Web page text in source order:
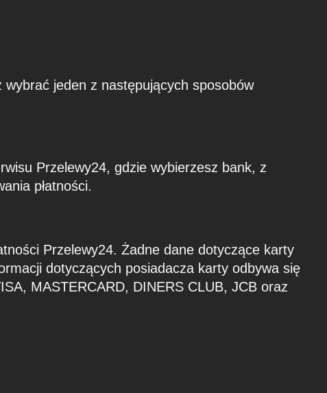
jeden z następujących sposobów
Przelewy24, gdzie wybierzesz bank, z
płatności.
Przelewy24. Żadne dane dotyczące karty
dotyczących posiadacza karty odbywa się
MASTERCARD, DINERS CLUB, JCB oraz